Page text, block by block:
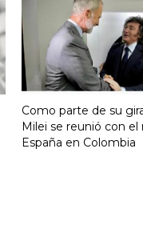
Como parte de su
Milei se reunió con el
España en Colombia